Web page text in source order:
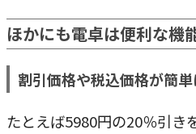
ほかにも電卓は便利な機
割引価格や税込価格が簡
たとえば5980円の20％引き